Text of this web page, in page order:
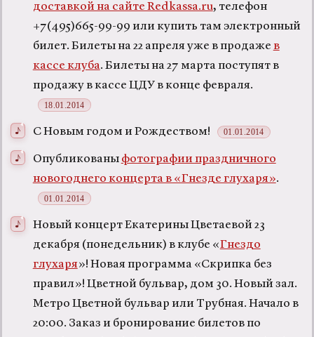
доставкой на сайте Redkassa.ru, телефон
+7(495)665-99-99 или купить там электронный
билет. Билеты на 22 апреля уже в продаже в
кассе клуба. Билеты на 27 марта поступят в
продажу в кассе ЦДУ в конце февраля.
18.01.2014
С Новым годом и Рождеством! 01.01.2014
Опубликованы фотографии праздничного
новогоднего концерта в «Гнезде глухаря».
01.01.2014
Новый концерт Екатерины Цветаевой 23
декабря (понедельник) в клубе «Гнездо
глухаря»! Новая программа «Скрипка без
правил»! Цветной бульвар, дом 30. Новый зал.
Метро Цветной бульвар или Трубная. Начало в
20:00. Заказ и бронирование билетов по